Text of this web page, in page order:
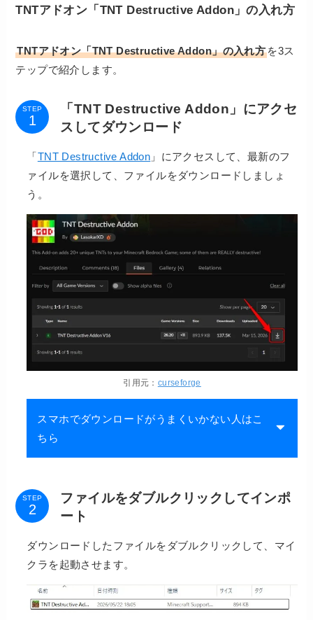
TNTアドオン「TNT Destructive Addon」の入れ方
TNTアドオン「TNT Destructive Addon」の入れ方 を3ス
テップで紹介 します。
STEP
「TNT Destructive Addon」にアクセ
スしてダウンロード
「TNT Destructive Addon 」にアクセスして、最新のフ
ァイルを選択して、ファイルをダウンロードしましょ
う。
引用元： curseforge
スマホでダウンロードがうまくいかない人はこ
ちら
STEP
ファイルをダブルクリックしてインポ
ート
ダウンロードしたファイルをダブルクリックして、マイ
クラを起動させます。